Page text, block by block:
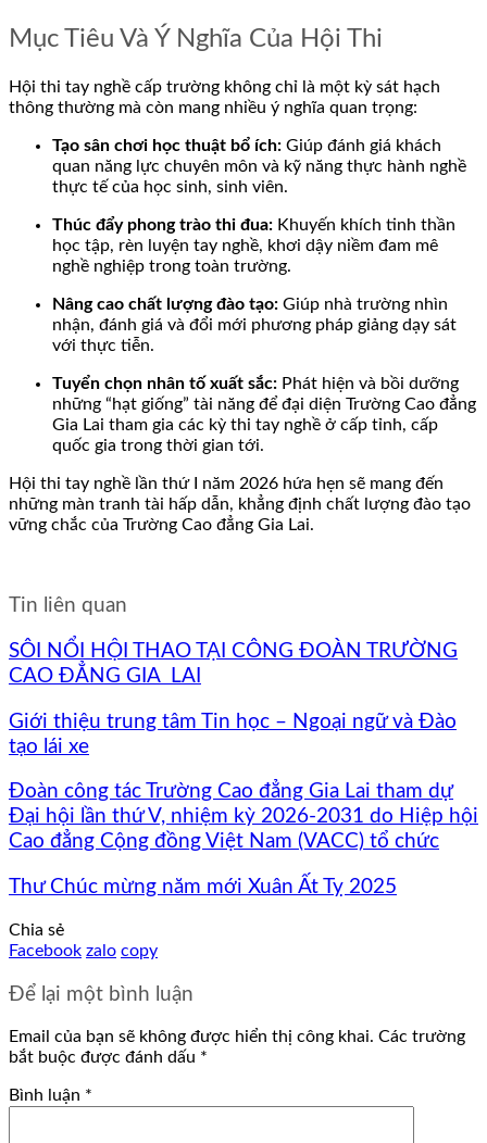
Mục Tiêu Và Ý Nghĩa Của Hội Thi
Hội thi tay nghề cấp trường không chỉ là một kỳ sát hạch
thông thường mà còn mang nhiều ý nghĩa quan trọng:
Tạo sân chơi học thuật bổ ích: Giúp đánh giá khách
quan năng lực chuyên môn và kỹ năng thực hành nghề
thực tế của học sinh, sinh viên.
Thúc đẩy phong trào thi đua: Khuyến khích tinh thần
học tập, rèn luyện tay nghề, khơi dậy niềm đam mê
nghề nghiệp trong toàn trường.
Nâng cao chất lượng đào tạo: Giúp nhà trường nhìn
nhận, đánh giá và đổi mới phương pháp giảng dạy sát
với thực tiễn.
Tuyển chọn nhân tố xuất sắc: Phát hiện và bồi dưỡng
những “hạt giống” tài năng để đại diện Trường Cao đẳng
Gia Lai tham gia các kỳ thi tay nghề ở cấp tỉnh, cấp
quốc gia trong thời gian tới.
Hội thi tay nghề lần thứ I năm 2026 hứa hẹn sẽ mang đến
những màn tranh tài hấp dẫn, khẳng định chất lượng đào tạo
vững chắc của Trường Cao đẳng Gia Lai.
Tin liên quan
SÔI NỔI HỘI THAO TẠI CÔNG ĐOÀN TRƯỜNG
CAO ĐẲNG GIA LAI
Giới thiệu trung tâm Tin học – Ngoại ngữ và Đào
tạo lái xe
Đoàn công tác Trường Cao đẳng Gia Lai tham dự
Đại hội lần thứ V, nhiệm kỳ 2026-2031 do Hiệp hội
Cao đẳng Cộng đồng Việt Nam (VACC) tổ chức
Thư Chúc mừng năm mới Xuân Ất Tỵ 2025
Chia sẻ
Facebook zalo copy
Để lại một bình luận
Email của bạn sẽ không được hiển thị công khai. Các trường
bắt buộc được đánh dấu *
Bình luận *